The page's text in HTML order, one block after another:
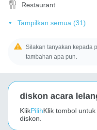
Restaurant
Tampilkan semua (31)
Silakan tanyakan kepada
tambahan apa pun.
diskon acara
KlikPilihKlik tombol
diskon.